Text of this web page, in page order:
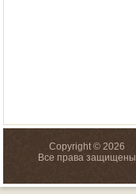
Copyright © 2026
Все права защищены